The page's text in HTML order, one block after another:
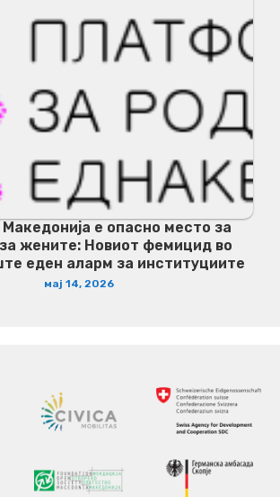
Македонија е опасно место за
жените: Новиот фемицид во
еден аларм за институциите
мај 14, 2026